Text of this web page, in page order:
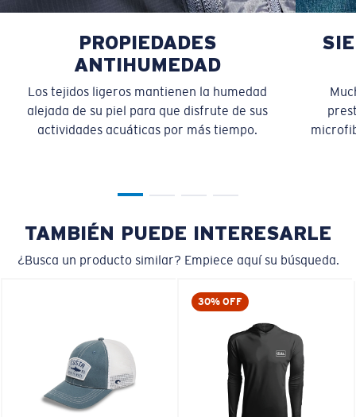
PROPIEDADES
ANTIHUMEDAD
Los tejidos ligeros mantienen la humedad
alejada de su piel para que disfrute de sus
actividades acuáticas por más tiempo.
TAMBIÉN PUEDE INTERESARLE
¿Busca un producto similar? Empiece aquí su búsqueda.
30% OFF